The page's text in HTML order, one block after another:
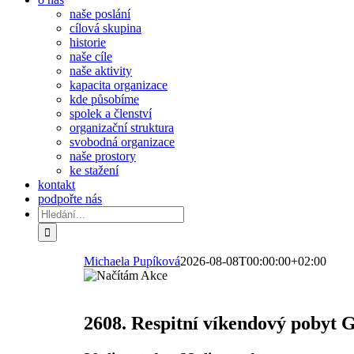
naše poslání
cílová skupina
historie
naše cíle
naše aktivity
kapacita organizace
kde působíme
spolek a členství
organizační struktura
svobodná organizace
naše prostory
ke stažení
kontakt
podpořte nás
Hledat:
Michaela Pupíková2026-08-08T00:00:00+02:00
2608. Respitní víkendový pobyt